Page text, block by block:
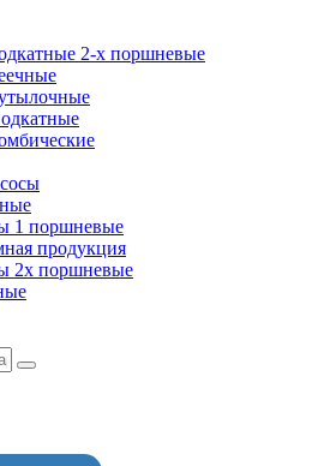
2-х поршневые
1 поршневые
продукция
2х поршневые